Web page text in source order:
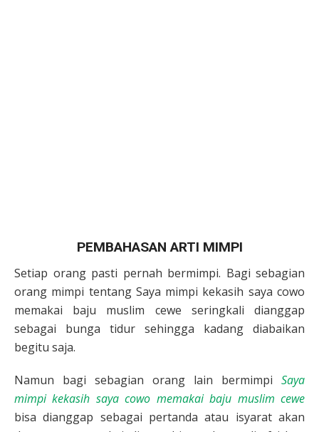
PEMBAHASAN ARTI MIMPI
Setiap orang pasti pernah bermimpi. Bagi sebagian
orang mimpi tentang Saya mimpi kekasih saya cowo
memakai baju muslim cewe seringkali dianggap
sebagai bunga tidur sehingga kadang diabaikan
begitu saja.
Namun bagi sebagian orang lain bermimpi Saya
mimpi kekasih saya cowo memakai baju muslim cewe
bisa dianggap sebagai pertanda atau isyarat akan